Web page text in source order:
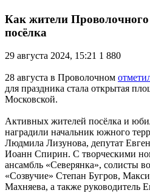
Как жители
посёлка
29 августа 2024, 15:21 1 880
28 августа в Проволочном
для праздника стала открытая
Московской.
Активных жителей посёлка и
наградили начальник южного
Людмила Лизунова, депутат
Иоанн Спирин. С творческими
ансамбль «Северянка», солисты
«Созвучие» Степан Бугров,
Махняева, а также руководитель